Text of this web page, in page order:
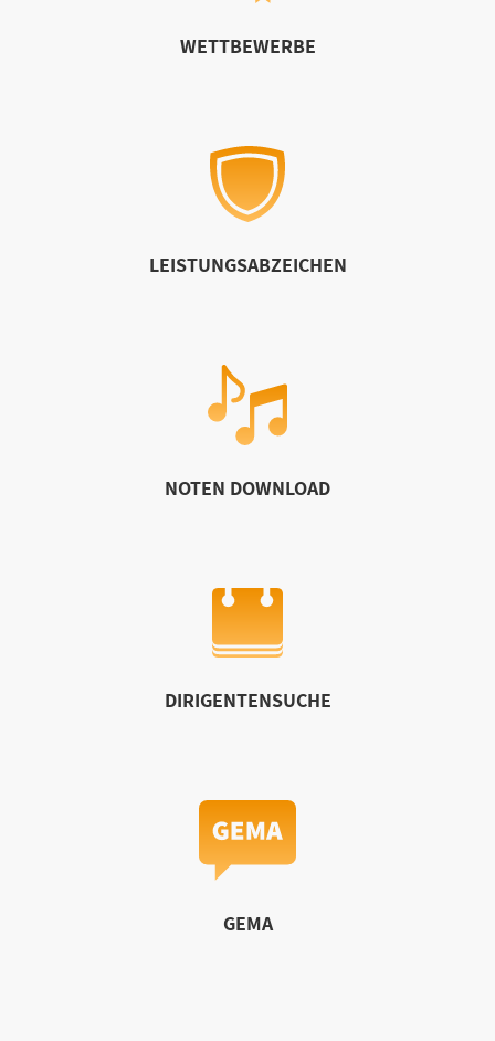
WETTBEWERBE
LEISTUNGSABZEICHEN
NOTEN DOWNLOAD
DIRIGENTENSUCHE
GEMA